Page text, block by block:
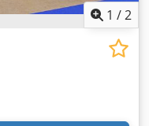
1 /2